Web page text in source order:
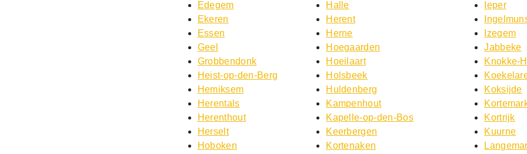
Edegem
Ekeren
Essen
Geel
Grobbendonk
Heist-op-den-Berg
Hemiksem
Herentals
Herenthout
Herselt
Hoboken
Halle
Herent
Herne
Hoegaarden
Hoeilaart
Holsbeek
Huldenberg
Kampenhout
Kapelle-op-den-Bos
Keerbergen
Kortenaken
Ieper
Izegem
Jabbeke
Knokke-
Koksijde
Kortrijk
Kuurne